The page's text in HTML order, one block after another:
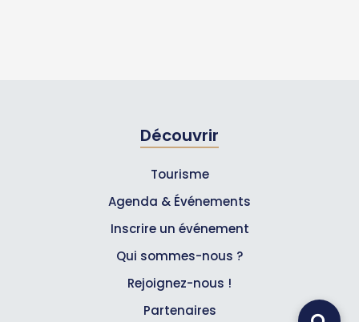
Découvrir
Tourisme
Agenda & Événements
Inscrire un événement
Qui sommes-nous ?
Rejoignez-nous !
Partenaires